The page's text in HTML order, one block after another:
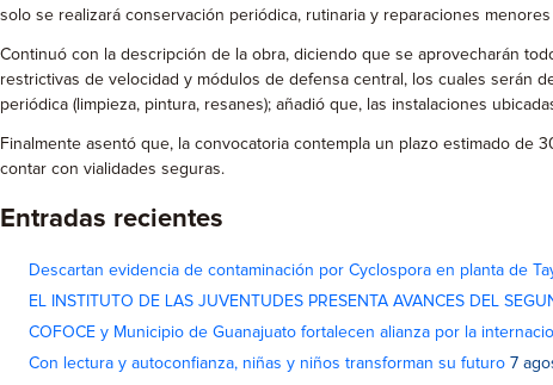
solo se realizará conservación periódica, rutinaria y reparaciones
Continuó con la descripción de la obra, diciendo que se aprovecharán
restrictivas de velocidad y módulos de defensa central, los cuales serán
periódica (limpieza, pintura, resanes); añadió que, las instalaciones
Finalmente asentó que, la convocatoria contempla un plazo estimado de
contar con vialidades seguras.
Entradas recientes
Descartan evidencia de contaminación por Cyclospora en planta de
EL INSTITUTO DE LAS JUVENTUDES PRESENTA AVANCES DEL
COFOCE y Municipio de Guanajuato fortalecen alianza por la
Con lectura y autoconfianza, niñas y niños transforman su futuro 7